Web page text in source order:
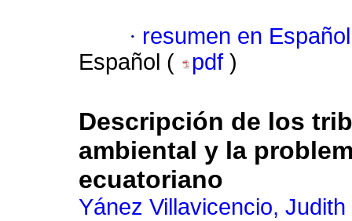
· resumen en Español
Español (
pdf )
Descripción de los
ambiental y la
ecuatoriano
Yánez Villavicencio, Judith